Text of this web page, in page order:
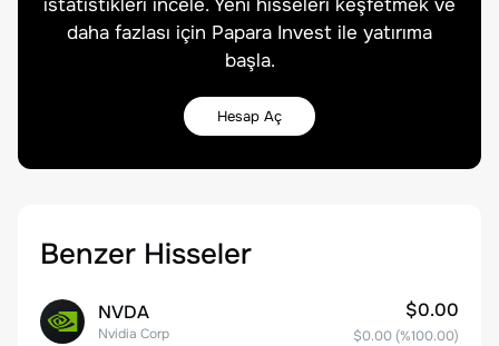
istatistikleri incele. Yeni hisseleri keşfetmek ve
daha fazlası için Papara Invest ile yatırıma
başla.
Hesap Aç
Benzer Hisseler
NVDA
Nvidia Corp
$0.00
$0.00 (%100.00)